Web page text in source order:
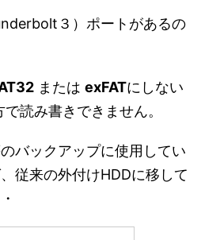
３）ポートがあるの
または exFATにしない
読み書きできません。
バックアップに使用してい
従来の外付けHDDに移して